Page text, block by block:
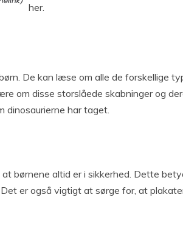
her.
De kan læse om alle de forskellige
om disse storslåede skabninger og
dinosaurierne har taget.
børnene altid er i sikkerhed. Dette
er også vigtigt at sørge for, at